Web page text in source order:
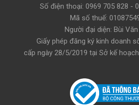
Số điện thoại: 0969 705 828 -
Mã số thuế:
Người đại diện: Bùi
Giấy phép đăng ký kinh doanh
cấp ngày 28/5/2019 tại Sở kế